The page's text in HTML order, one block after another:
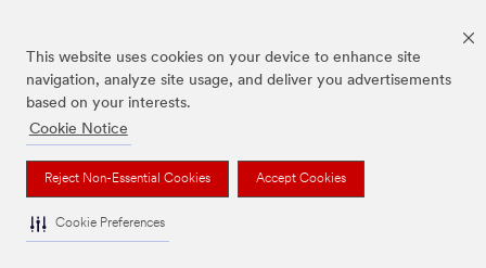
This website uses cookies on your device to enhance site
navigation, analyze site usage, and deliver you advertisements
based on your interests.
Cookie Notice
Reject Non-Essential Cookies Accept Cookies
Cookie Preferences